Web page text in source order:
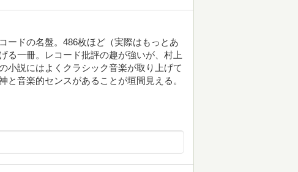
ードの名盤。486枚ほど（実際はもっとあ
る一冊。レコード批評の趣が強いが、村上
小説にはよくクラシック音楽が取り上げて
音楽的センスがあることが垣間見える。